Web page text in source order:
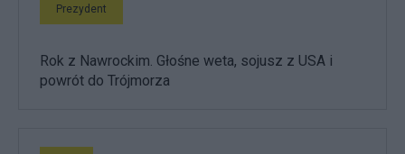
Prezydent
Rok z Nawrockim. Głośne weta, sojusz z USA i
powrót do Trójmorza